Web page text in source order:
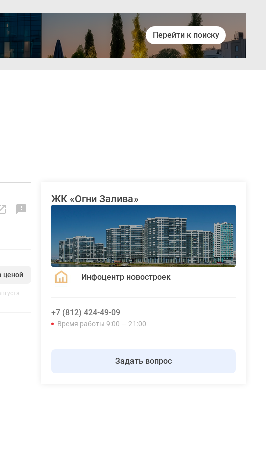
Перейти к поиску
ценой
ЖК «Огни Залива»
Инфоцентр новостроек
+7 (812) 424-49-09
Время работы 9:00 — 21:00
Задать вопрос